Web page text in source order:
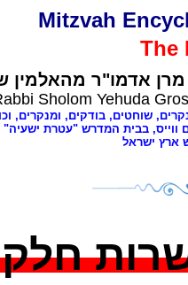
The
אדמו"ר מהאלמין
Sholom Yehuda
שוחטים, בודקים, ומנקרים,
בבית המדרש "עטרת ישעיה"
ארץ ישראל